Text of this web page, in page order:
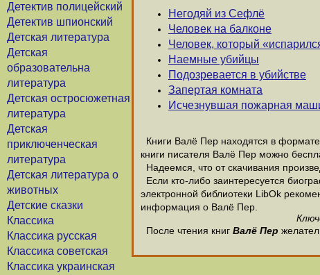
Детектив полицейский
Детектив шпионский
Детская литература
Детская
образовательна
литература
Детская остросюжетная
литература
Детская
приключенческая
литература
Детская литература о
животных
Детские сказки
Классика
Классика русская
Классика советская
Классика украинская
Негодяй из Сефлё
Человек на балконе
Человек, который
Наемные убийцы
Подозревается в убийстве
Запертая комната
Исчезнувшая пожарная
Книги Валё Пер находятся в
книги писателя Валё Пер можно
Надеемся, что от скачивания
Если кто-либо заинтересуется
электронной библиотеки LibOk
информация о Валё Пер.
После чтения книг Валё Пер